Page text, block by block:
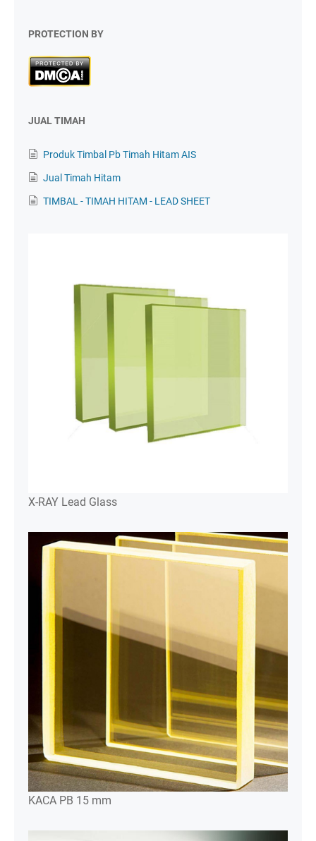
PROTECTION BY
JUAL TIMAH
Produk Timbal Pb Timah Hitam AIS
Jual Timah Hitam
TIMBAL - TIMAH HITAM - LEAD SHEET
X-RAY Lead Glass
KACA PB 15 mm